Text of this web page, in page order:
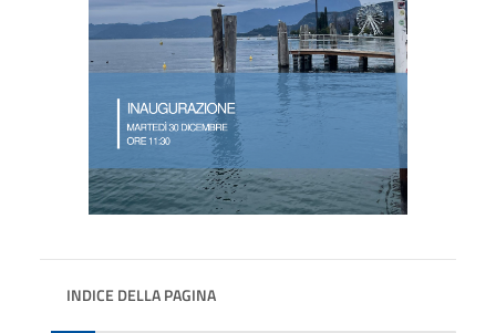
INDICE DELLA PAGINA